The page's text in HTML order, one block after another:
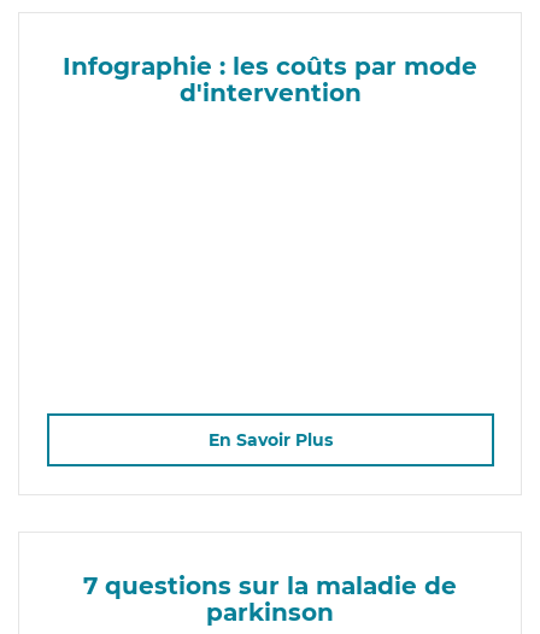
Infographie : les coûts par mode
d'intervention
En Savoir Plus
7 questions sur la maladie de
parkinson